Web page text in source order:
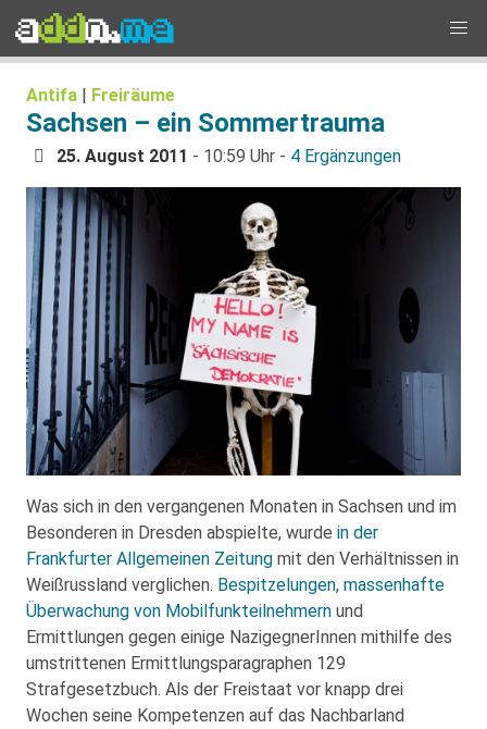
Antifa | Freiräume
Sachsen – ein Sommertrauma
25. August 2011 - 10:59 Uhr - 4 Ergänzungen
Was sich in den vergangenen Monaten in Sachsen und im
Besonderen in Dresden abspielte, wurde in der
Frankfurter Allgemeinen Zeitung mit den Verhältnissen in
Weißrussland verglichen. Bespitzelungen, massenhafte
Überwachung von Mobilfunkteilnehmern und
Ermittlungen gegen einige NazigegnerInnen mithilfe des
umstrittenen Ermittlungsparagraphen 129
Strafgesetzbuch. Als der Freistaat vor knapp drei
Wochen seine Kompetenzen auf das Nachbarland